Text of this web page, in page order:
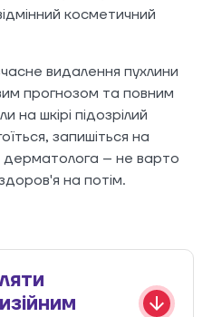
косметичний
видалення пухлини
прогнозом та повним
шкірі підозрілий
запишіться на
дерматолога – не варто
на потім.